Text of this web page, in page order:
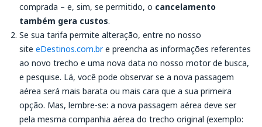
comprada – e, sim, se permitido, o cancelamento
também gera custos.
Se sua tarifa permite alteração, entre no nosso
site eDestinos.com.bre preencha as informações referentes
ao novo trecho e uma nova data no nosso motor de busca,
e pesquise. Lá, você pode observar se a nova passagem
aérea será mais barata ou mais cara que a sua primeira
opção. Mas, lembre-se: a nova passagem aérea deve ser
pela mesma companhia aérea do trecho original (exemplo: